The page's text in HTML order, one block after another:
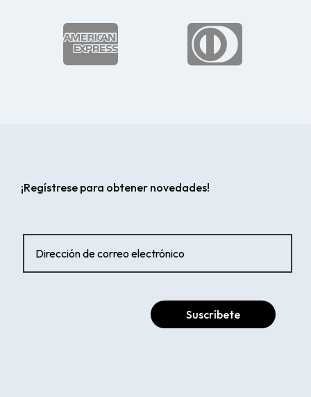


¡Regístrese para obtener novedades!
Suscríbete